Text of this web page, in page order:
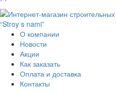
О компании
Новости
Акции
Как заказать
Оплата и доставка
Контакты